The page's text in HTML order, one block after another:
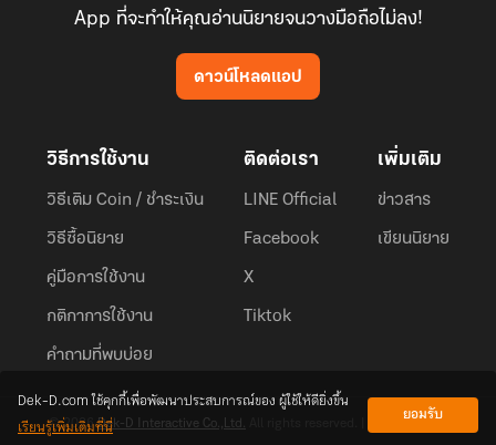
App ที่จะทำให้คุณอ่านนิยายจนวางมือถือไม่ลง!
ดาวน์โหลดแอป
วิธีการใช้งาน
วิธีเติม Coin / ชำระเงิน
วิธีซื้อนิยาย
คู่มือการใช้งาน
กติกาการใช้งาน
คำถามที่พบบ่อย
ติดต่อเรา
LINE Official
Facebook
X
Tiktok
เพิ่มเติม
ข่าวสาร
เขียนนิยาย
© 2026Dek-D Interactive Co.,Ltd.
Dek-D.com ใช้คุกกี้เพื่อพัฒนาประสบการณ์ของ ผู้ใช้ให้ดียิ่งขึ้น
เรียนรู้เพิ่มเติมที่นี่
ยอมรับ